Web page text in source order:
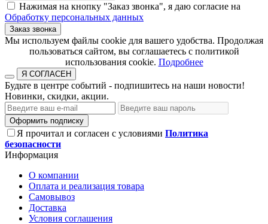
Нажимая на кнопку "Заказ звонка", я даю согласие на
Обработку персональных данных
Заказ звонка
​​​​​​​Мы используем файлы cookie для вашего удобства. Продолжая
пользоваться сайтом, вы соглашаетесь с политикой
использования cookie.​​​​​​​ Подробнее
Я СОГЛАСЕН
Будьте в центре событий - подпишитесь на наши новости!
Новинки, скидки, акции.
Оформить подписку
Я прочитал и согласен с условиями Политика
безопасности
Информация
О компании
Оплата и реализация товара
Самовывоз
Доставка
Условия соглашения